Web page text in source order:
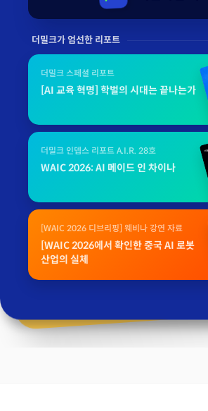
더밀크가 엄선한 리포트
더밀크 스페셜 리포트
[AI 교육 혁명] 학벌의 시대는 끝나는가
더밀크 인뎁스 리포트 A.I.R. 28호
WAIC 2026: AI 메이드 인 차이나
[WAIC 2026 디브리핑] 웨비나 강연 자료
[WAIC 2026에서 확인한 중국 AI 로봇
산업의 실체